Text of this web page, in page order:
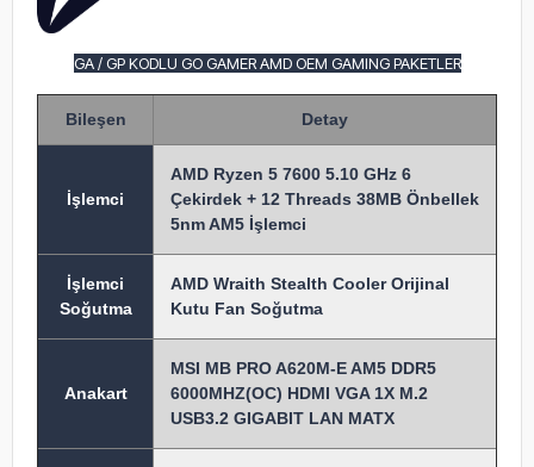
GA / GP KODLU GO GAMER AMD OEM GAMING PAKETLER
Bileşen Detay
İşlemci
AMD Ryzen 5 7600 5.10 GHz 6
Çekirdek + 12 Threads 38MB Önbellek
5nm AM5 İşlemci
İşlemci
Soğutma
AMD Wraith Stealth Cooler Orijinal
Kutu Fan Soğutma
Anakart
MSI MB PRO A620M-E AM5 DDR5
6000MHZ(OC) HDMI VGA 1X M.2
USB3.2 GIGABIT LAN MATX